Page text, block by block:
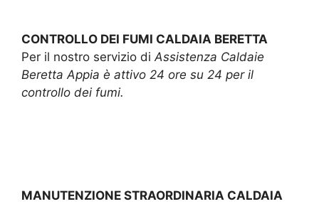
CONTROLLO DEI FUMI CALDAIA BERETTA
Per il nostro servizio diAssistenza Caldaie
Beretta Appia è attivo 24 ore su 24 per il
controllo dei fumi.
MANUTENZIONE STRAORDINARIA CALDAIA